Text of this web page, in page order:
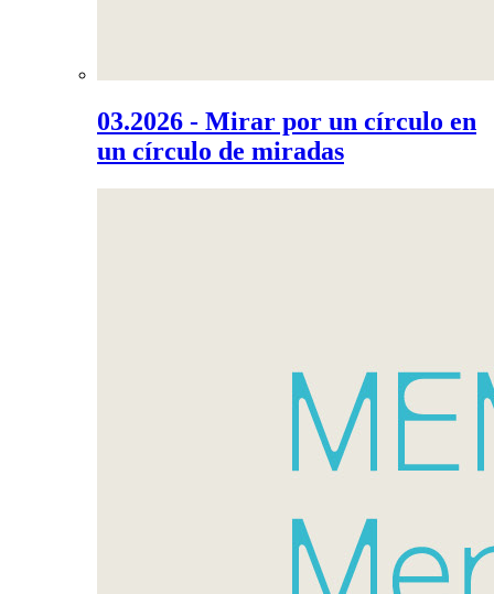
03.2026 - Mirar por un círculo en
un círculo de miradas